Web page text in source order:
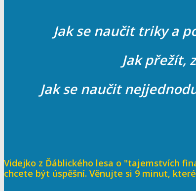
Jak se naučit triky a
Jak přežít,
Jak se naučit
Videjko z Ďáblického lesa o "tajemstvích
chcete být úspěšní. Věnujte si 9 minut,